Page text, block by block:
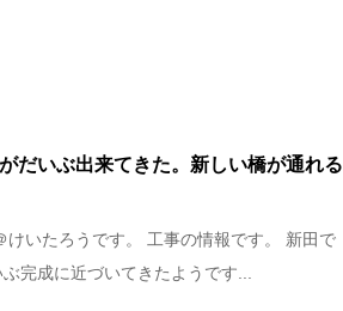
だいぶ出来てきた。新しい橋が通れる
けいたろうです。 工事の情報です。 新田で
完成に近づいてきたようです...